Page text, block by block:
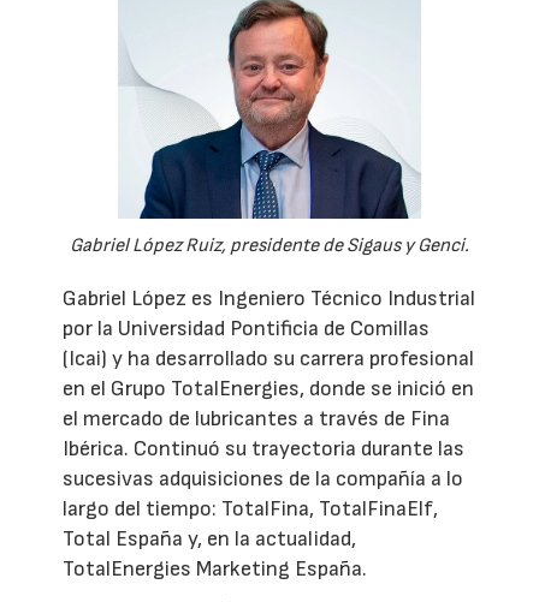
Gabriel López Ruiz, presidente de Sigaus y Genci.
Gabriel López es Ingeniero Técnico Industrial
por la Universidad Pontificia de Comillas
(Icai) y ha desarrollado su carrera profesional
en el Grupo TotalEnergies, donde se inició en
el mercado de lubricantes a través de Fina
Ibérica. Continuó su trayectoria durante las
sucesivas adquisiciones de la compañía a lo
largo del tiempo: TotalFina, TotalFinaElf,
Total España y, en la actualidad,
TotalEnergies Marketing España.